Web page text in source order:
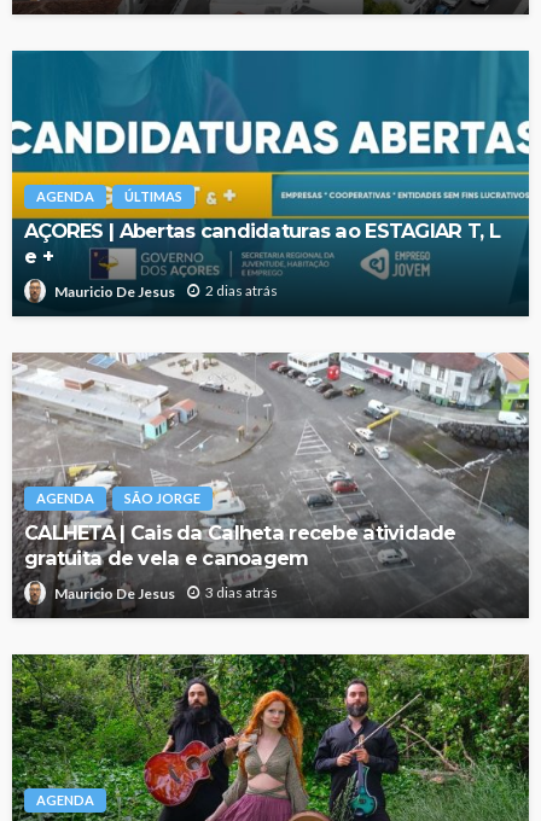
AGENDA ÚLTIMAS
AÇORES | Abertas candidaturas ao ESTAGIAR T, L
e +
Mauricio De Jesus 2 dias atrás
AGENDA SÃO JORGE
CALHETA | Cais da Calheta recebe atividade
gratuita de vela e canoagem
Mauricio De Jesus 3 dias atrás
AGENDA